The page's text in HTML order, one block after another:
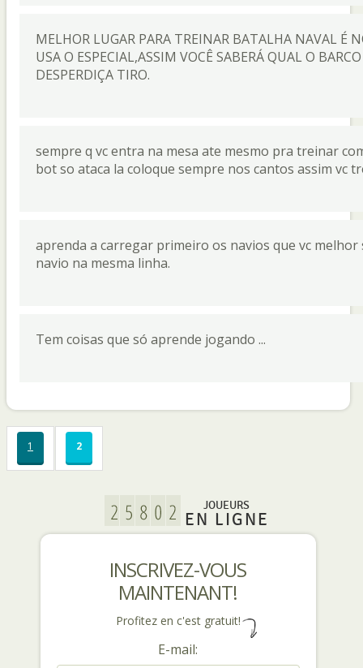
MELHOR LUGAR PARA TREINAR BATALHA NAVAL É
USA O ESPECIAL,ASSIM VOCÊ SABERÁ QUAL O
DESPERDIÇA TIRO.
sempre q vc entra na mesa ate mesmo pra treinar
bot so ataca la coloque sempre nos cantos assim vc
aprenda a carregar primeiro os navios que vc
navio na mesma linha.
Tem coisas que só aprende jogando ...
1 2
JOUEURS
EN LIGNE
INSCRIVEZ-VOUS
MAINTENANT!
Profitez en c'est gratuit!
E-mail: